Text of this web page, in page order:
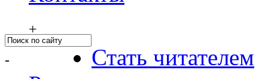
+
-
Стать читателем